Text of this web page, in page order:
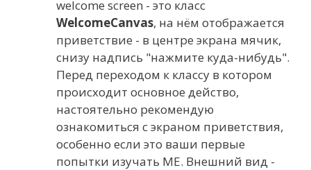
welcome screen - это класс
WelcomeCanvas, на нём отображается
приветствие - в центре экрана мячик,
снизу надпись "нажмите куда-нибудь".
Перед переходом к классу в котором
происходит основное действо,
настоятельно рекомендую
ознакомиться с экраном приветствия,
особенно если это ваши первые
попытки изучать ME. Внешний вид -